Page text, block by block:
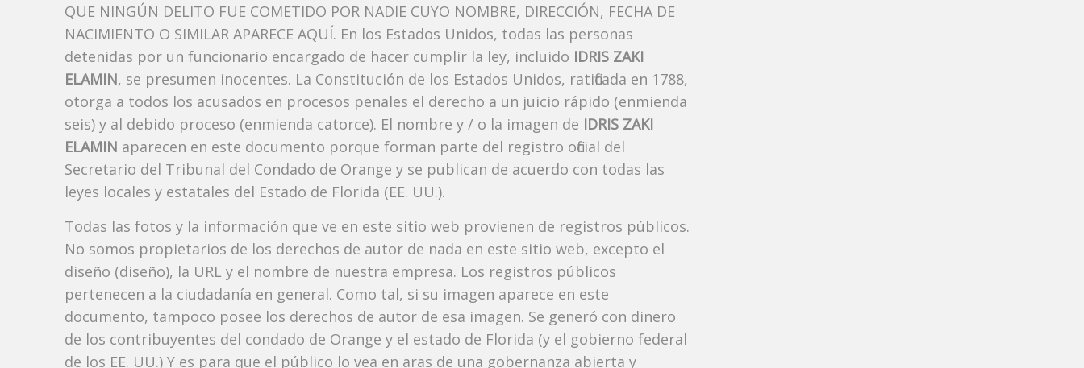
QUE NINGÚN DELITO FUE COMETIDO POR NADIE CUYO NOMBRE, DIRECCIÓN, FECHA DE
NACIMIENTO O SIMILAR APARECE AQUÍ. En los Estados Unidos, todas las personas
detenidas por un funcionario encargado de hacer cumplir la ley, incluido IDRIS ZAKI
ELAMIN, se presumen inocentes. La Constitución de los Estados Unidos, ratificada en 1788,
otorga a todos los acusados ​​en procesos penales el derecho a un juicio rápido (enmienda
seis) y al debido proceso (enmienda catorce). El nombre y / o la imagen de IDRIS ZAKI
ELAMIN aparecen en este documento porque forman parte del registro oficial del
Secretario del Tribunal del Condado de Orange y se publican de acuerdo con todas las
leyes locales y estatales del Estado de Florida (EE. UU.).
Todas las fotos y la información que ve en este sitio web provienen de registros públicos.
No somos propietarios de los derechos de autor de nada en este sitio web, excepto el
diseño (diseño), la URL y el nombre de nuestra empresa. Los registros públicos
pertenecen a la ciudadanía en general. Como tal, si su imagen aparece en este
documento, tampoco posee los derechos de autor de esa imagen. Se generó con dinero
de los contribuyentes del condado de Orange y el estado de Florida (y el gobierno federal
de los EE. UU.) Y es para que el público lo vea en aras de una gobernanza abierta y